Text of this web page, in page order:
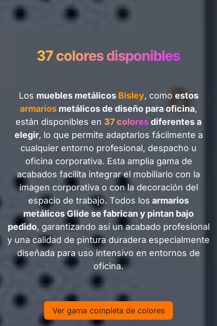
37 colores disponibles
Los muebles metálicos Bisley, como estos
armarios metálicos de diseño para oficina,
están disponibles en 37 coloresdiferentes a
elegir, lo que permite adaptarlos fácilmente a
cualquier entorno profesional, despacho u
oficina corporativa. Esta amplia gama de
acabados facilita integrar el mobiliario con la
imagen corporativa o con la decoración del
espacio de trabajo. Todos los armarios
metálicos Glide se fabrican y pintan bajo
pedido, garantizando así un acabado profesional
y una calidad de pintura duradera especialmente
diseñada para uso intensivo en entornos de
oficina.
Ver gama completa de colores